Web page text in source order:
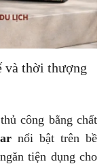
và thời thượng
công bằng chất
nổi bật trên bề
tiện dụng cho